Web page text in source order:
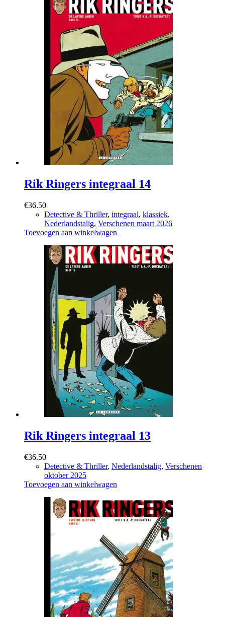
Rik Ringers integraal 14
€36.50
Detective & Thriller, integraal, klassiek,
Nederlandstalig, Verschenen maart 2026
Toevoegen aan winkelwagen
Rik Ringers integraal 13
€36.50
Detective & Thriller, Nederlandstalig, Verschenen
oktober 2025
Toevoegen aan winkelwagen